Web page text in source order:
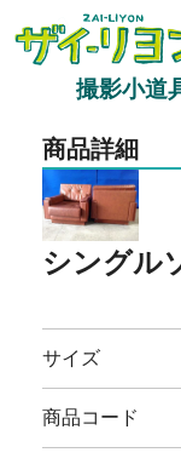
撮影小道
商品詳細
シングル
サイズ
商品コード